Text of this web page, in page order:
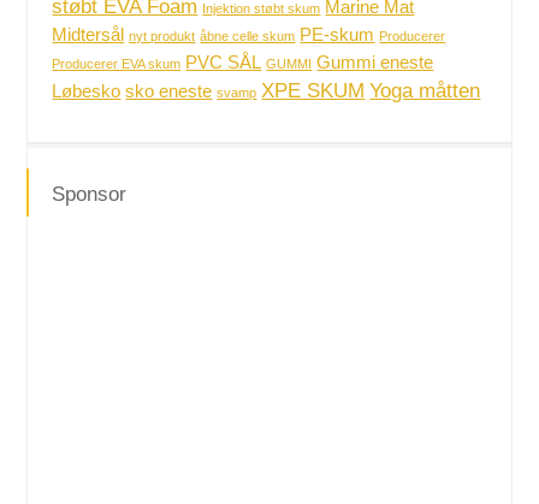
støbt EVA Foam Injektion støbt skum Marine Mat
Midtersål nyt produkt åbne celle skum PE-skum Producerer
Producerer EVA skum PVC SÅL GUMMI
Gummi eneste
Løbesko sko eneste svamp XPE SKUM Yoga måtten
Sponsor